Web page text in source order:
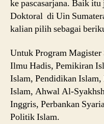
ke pascasarjana. Baik
Doktoral di Uin
kalian pilih sebagai
Untuk Program
Ilmu Hadis, Pemikiran
Islam, Pendidikan
Islam, Ahwal Al-
Inggris, Perbankan
Politik Islam.